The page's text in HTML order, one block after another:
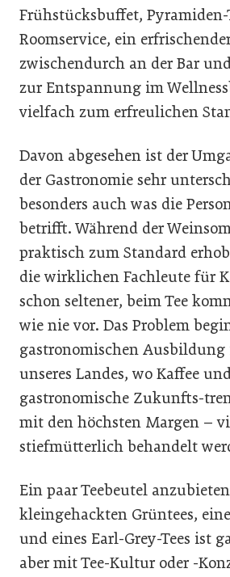
Frühstücksbuffet,
Roomservice, ein
zwischendurch an der Bar
zur Entspannung im
vielfach zum erfreulichen
Davon abgesehen ist der
der Gastronomie sehr
besonders auch was die
betrifft. Während der
praktisch zum Standard
die wirklichen Fachleute für
schon seltener, beim Tee
wie nie vor. Das Problem
gastronomischen Ausbildung
unseres Landes, wo Kaffee
gastronomische Zukunfts-
mit den höchsten Margen –
stiefmütterlich behandelt
Ein paar Teebeutel
kleingehackten Grüntees,
und eines Earl-Grey-Tees ist
aber mit Tee-Kultur oder -